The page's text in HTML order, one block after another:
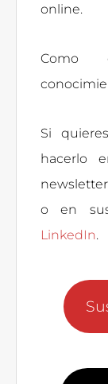
online.
Como
Si
hacerlo
o en
LinkedIn.